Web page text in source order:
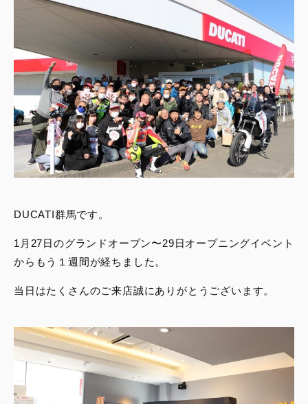
DUCATI群馬です。
1月27日のグランドオープン〜29日オープニングイベント
からもう１週間が経ちました。
当日はたくさんのご来店誠にありがとうございます。